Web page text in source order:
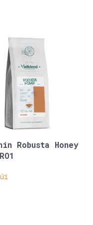
Robusta Honey